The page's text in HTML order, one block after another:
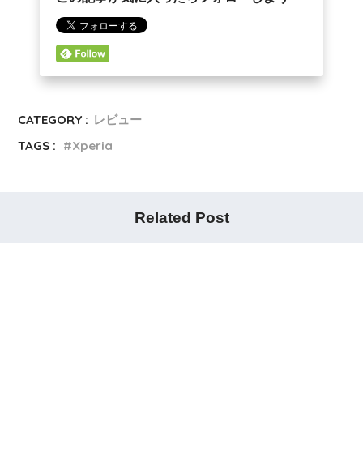
CATEGORY : レビュー
TAGS :
Xperia
Related Post